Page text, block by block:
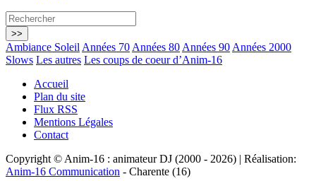
Ambiance Soleil Années 70 Années 80 Années 90 Années 2000
Slows Les autres Les coups de coeur d’Anim-16
Accueil
Plan du site
Flux RSS
Mentions Légales
Contact
Copyright © Anim-16 : animateur DJ (2000 - 2026) | Réalisation:
Anim-16 Communication - Charente (16)